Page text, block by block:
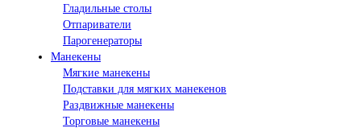
Гладильные столы
Отпариватели
Парогенераторы
Манекены
Мягкие манекены
Подставки для мягких манекенов
Раздвижные манекены
Торговые манекены